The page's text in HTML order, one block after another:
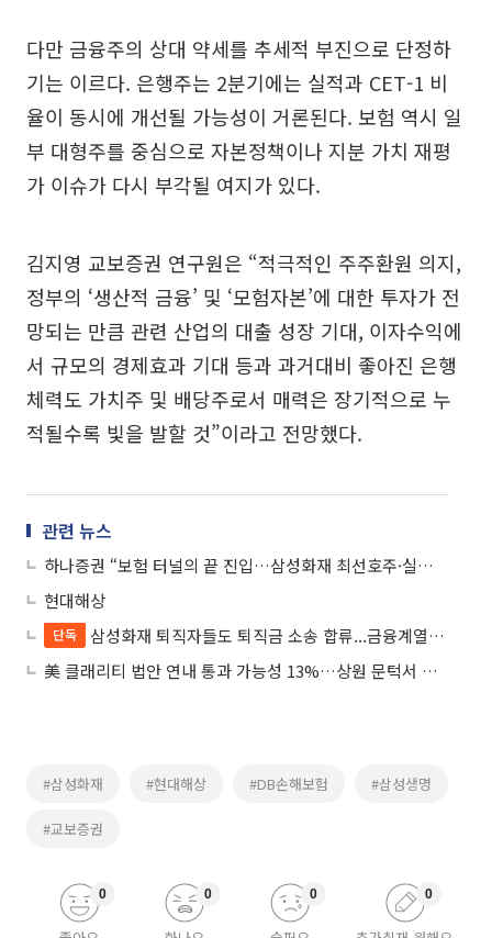
다만 금융주의 상대 약세를 추세적 부진으로 단정하
기는 이르다. 은행주는 2분기에는 실적과 CET-1 비
율이 동시에 개선될 가능성이 거론된다. 보험 역시 일
부 대형주를 중심으로 자본정책이나 지분 가치 재평
가 이슈가 다시 부각될 여지가 있다.
김지영 교보증권 연구원은 “적극적인 주주환원 의지,
정부의 ‘생산적 금융’ 및 ‘모험자본’에 대한 투자가 전
망되는 만큼 관련 산업의 대출 성장 기대, 이자수익에
서 규모의 경제효과 기대 등과 과거대비 좋아진 은행
체력도 가치주 및 배당주로서 매력은 장기적으로 누
적될수록 빛을 발할 것”이라고 전망했다.
관련 뉴스
하나증권 “보험 터널의 끝 진입…삼성화재 최선호주·실적 반등 기대”
현대해상
단독
삼성화재 퇴직자들도 퇴직금 소송 합류...금융계열사 첫 사례
美 클래리티 법안 연내 통과 가능성 13%…상원 문턱서 제동
#삼성화재 #현대해상 #DB손해보험 #삼성생명
#교보증권
0 0 0 0